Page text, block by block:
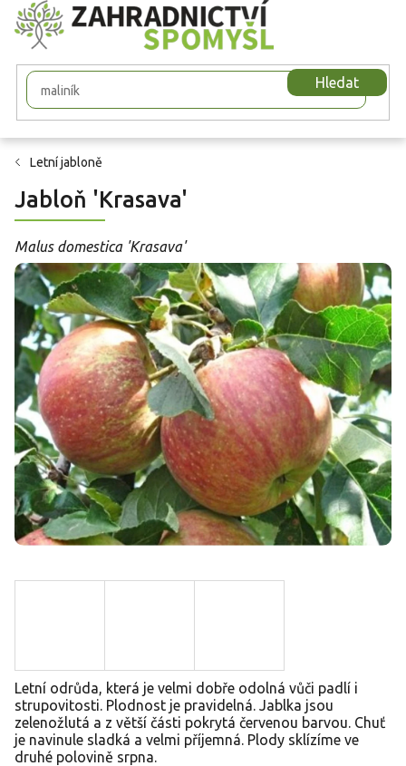
Přejít
na
obsah
Hledat
Letní jabloně
Jabloň 'Krasava'
Malus domestica 'Krasava'
Letní odrůda, která je velmi dobře odolná vůči padlí i
strupovitosti. Plodnost je pravidelná. Jablka jsou
zelenožlutá a z větší části pokrytá červenou barvou. Chuť
je navinule sladká a velmi příjemná. Plody sklízíme ve
druhé polovině srpna.